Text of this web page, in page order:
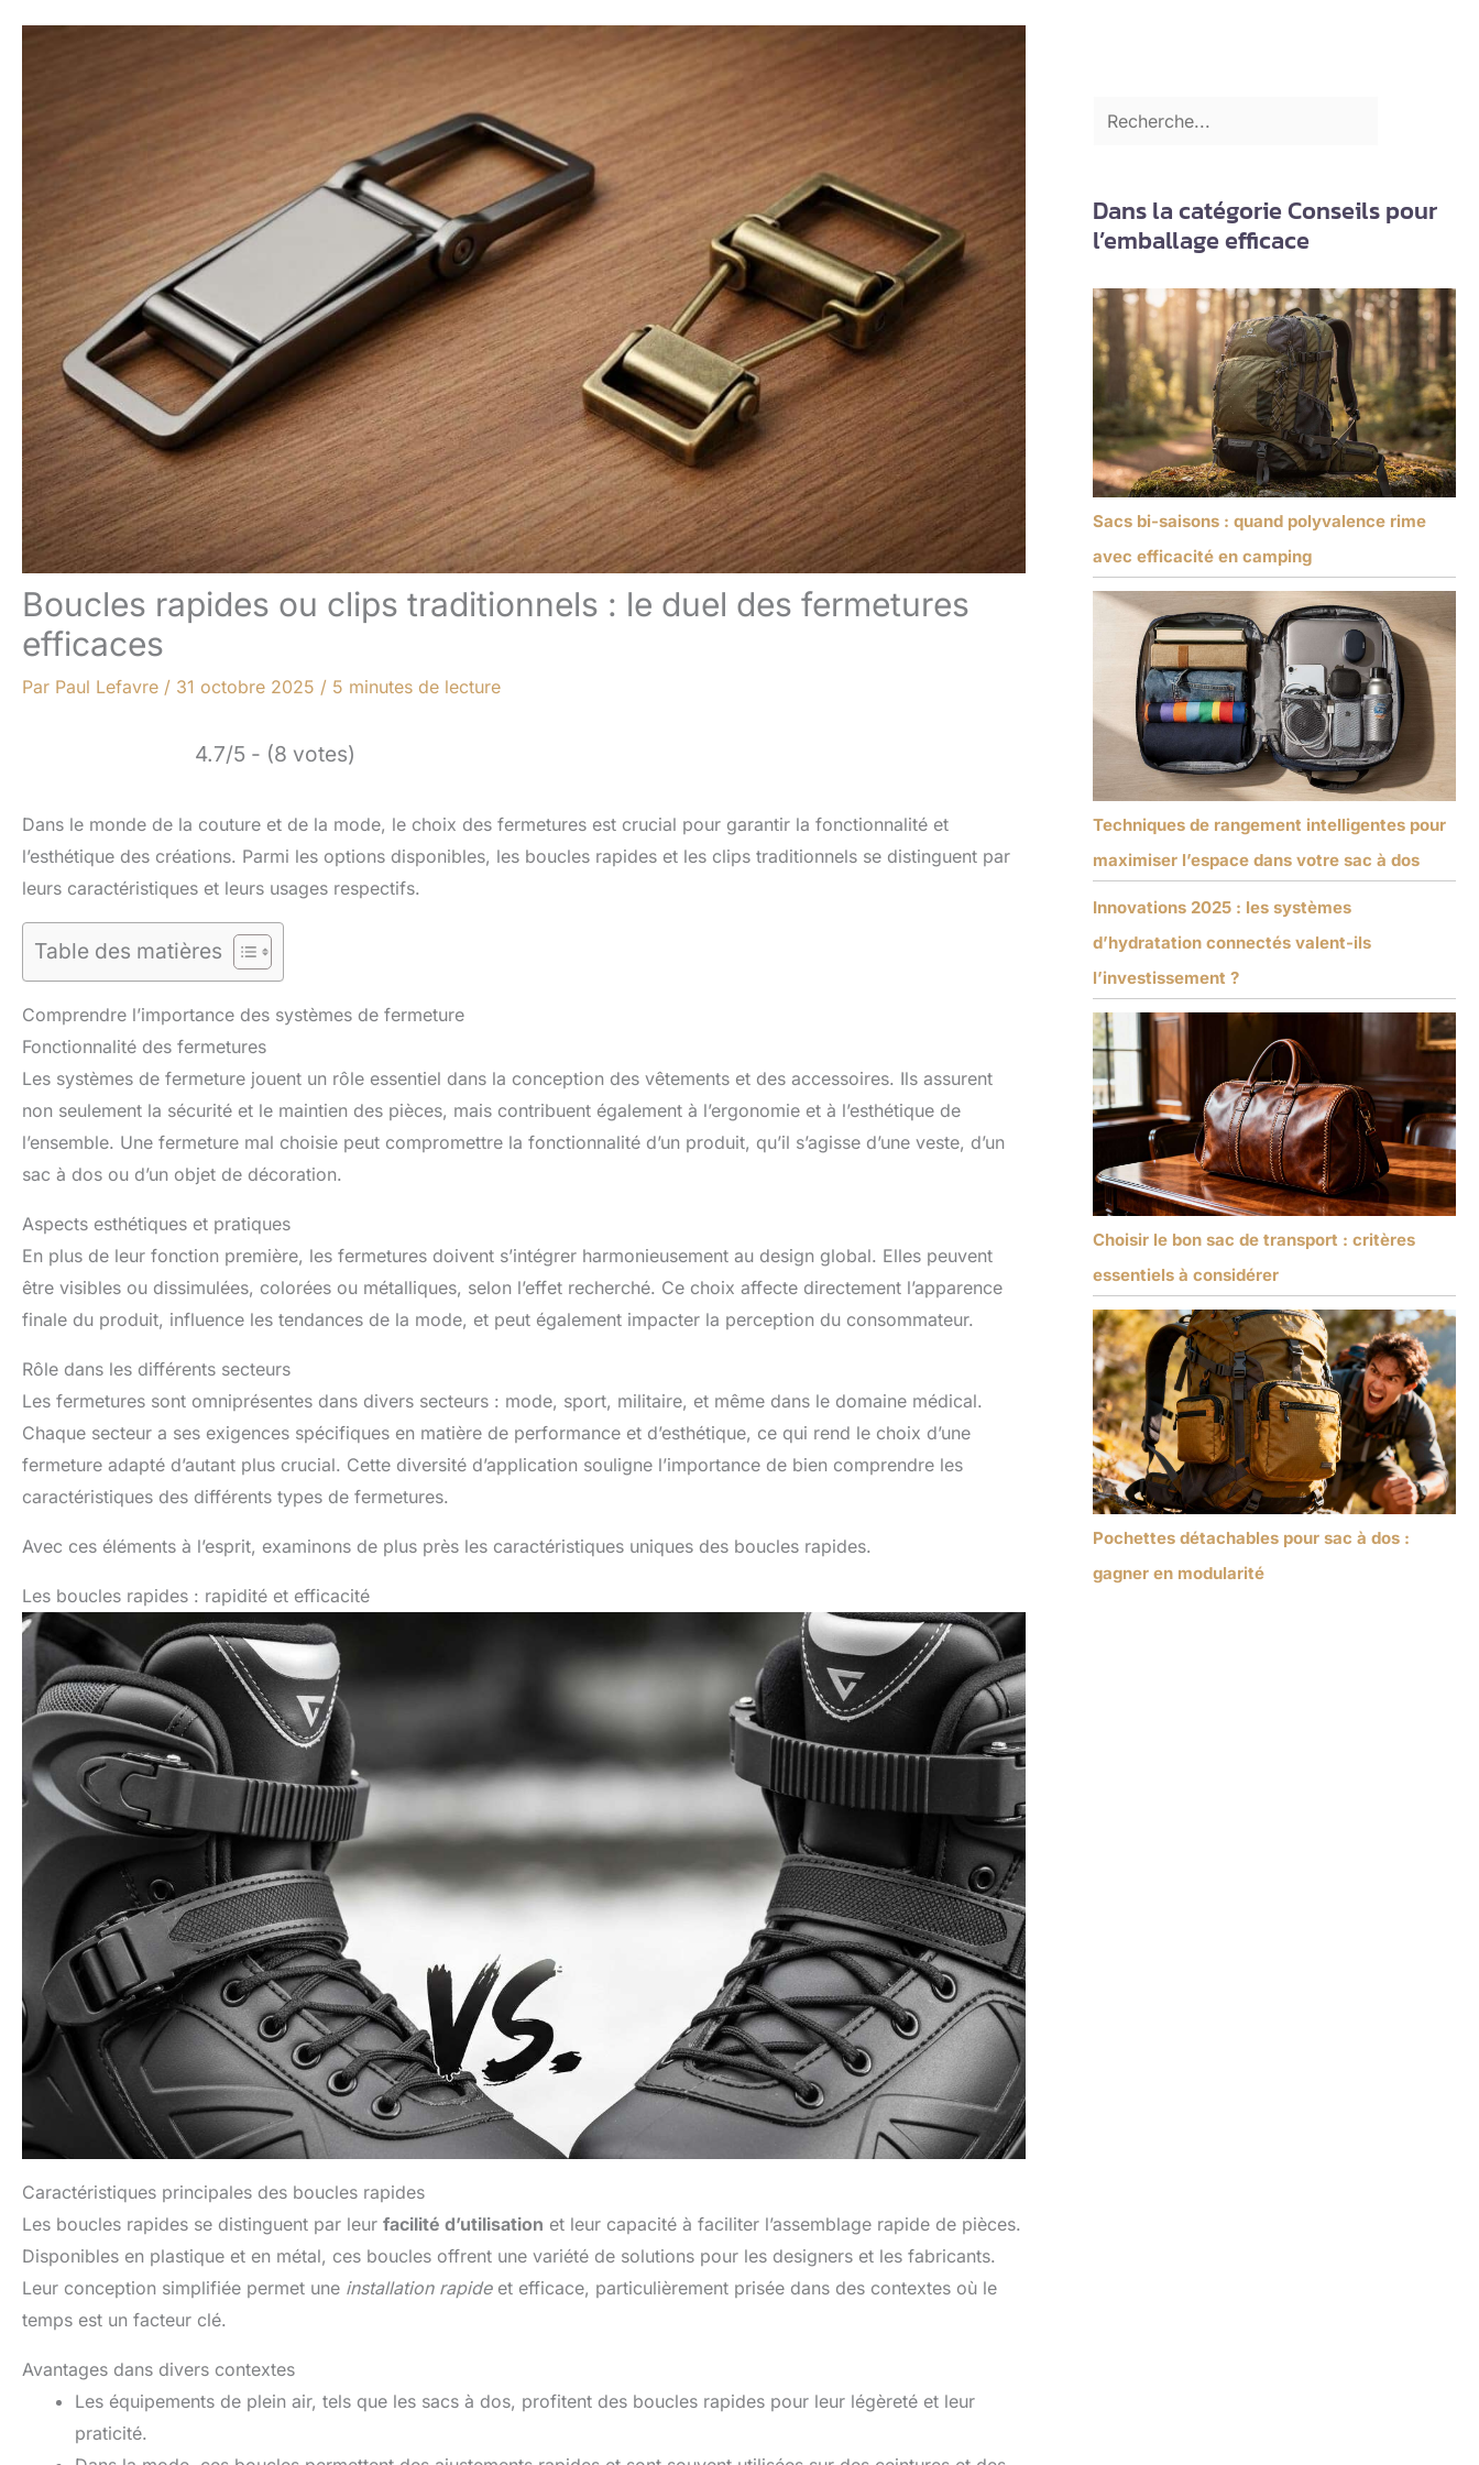
Boucles rapides ou clips traditionnels : le duel des fermetures
efficaces
Par Paul Lefavre / 31 octobre 2025 / 5 minutes de lecture
4.7/5 - (8 votes)
Dans le monde de la couture et de la mode, le choix des fermetures est crucial pour garantir la fonctionnalité et
l’esthétique des créations. Parmi les options disponibles, les boucles rapides et les clips traditionnels se distinguent par
leurs caractéristiques et leurs usages respectifs.
Table des matières
Comprendre l’importance des systèmes de fermeture
Fonctionnalité des fermetures
Les systèmes de fermeture jouent un rôle essentiel dans la conception des vêtements et des accessoires. Ils assurent
non seulement la sécurité et le maintien des pièces, mais contribuent également à l’ergonomie et à l’esthétique de
l’ensemble. Une fermeture mal choisie peut compromettre la fonctionnalité d’un produit, qu’il s’agisse d’une veste, d’un
sac à dos ou d’un objet de décoration.
Aspects esthétiques et pratiques
En plus de leur fonction première, les fermetures doivent s’intégrer harmonieusement au design global. Elles peuvent
être visibles ou dissimulées, colorées ou métalliques, selon l’effet recherché. Ce choix affecte directement l’apparence
finale du produit, influence les tendances de la mode, et peut également impacter la perception du consommateur.
Rôle dans les différents secteurs
Les fermetures sont omniprésentes dans divers secteurs : mode, sport, militaire, et même dans le domaine médical.
Chaque secteur a ses exigences spécifiques en matière de performance et d’esthétique, ce qui rend le choix d’une
fermeture adapté d’autant plus crucial. Cette diversité d’application souligne l’importance de bien comprendre les
caractéristiques des différents types de fermetures.
Avec ces éléments à l’esprit, examinons de plus près les caractéristiques uniques des boucles rapides.
Les boucles rapides : rapidité et efficacité
Caractéristiques principales des boucles rapides
Les boucles rapides se distinguent par leur facilité d’utilisation et leur capacité à faciliter l’assemblage rapide de pièces.
Disponibles en plastique et en métal, ces boucles offrent une variété de solutions pour les designers et les fabricants.
Leur conception simplifiée permet une installation rapideet efficace, particulièrement prisée dans des contextes où le
temps est un facteur clé.
Avantages dans divers contextes
Les équipements de plein air, tels que les sacs à dos, profitent des boucles rapides pour leur légèreté et leur
praticité.
Dans la catégorie Conseils pour
l’emballage efficace
Sacs bi-saisons : quand polyvalence rime
avec efficacité en camping
Techniques de rangement intelligentes pour
maximiser l’espace dans votre sac à dos
Innovations 2025 : les systèmes
d’hydratation connectés valent-ils
l’investissement ?
Choisir le bon sac de transport : critères
essentiels à considérer
Pochettes détachables pour sac à dos :
gagner en modularité